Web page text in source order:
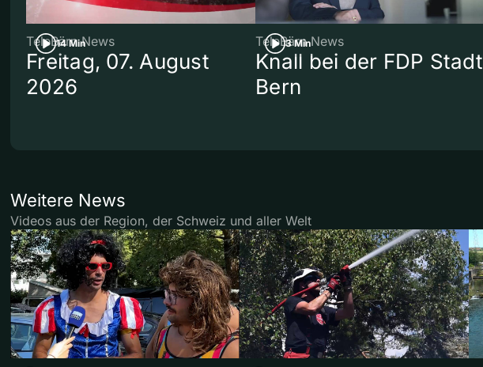
14 Min
TeleBärn News
Freitag, 07. August
2026
3 Min
TeleBärn News
Knall bei der FDP Stadt
Bern
Weitere News
Videos aus der Region, der Schweiz und aller Welt